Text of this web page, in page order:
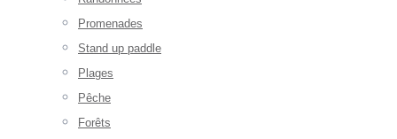
Promenades
Stand up paddle
Plages
Pêche
Forêts